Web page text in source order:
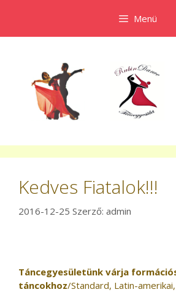
Menü
Kedves Fiatalok!!!
2016-12-25 Szerző: admin
Táncegyesületünk várja
táncokhoz/Standard, Latin-